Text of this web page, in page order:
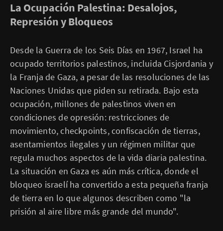
La Ocupación Palestina: Desalojos,
Represión y Bloqueos
Desde la Guerra de los Seis Días en 1967, Israel ha
ocupado territorios palestinos, incluida Cisjordania y
la Franja de Gaza, a pesar de las resoluciones de las
Naciones Unidas que piden su retirada. Bajo esta
ocupación, millones de palestinos viven en
condiciones de opresión: restricciones de
movimiento, checkpoints, confiscación de tierras,
asentamientos ilegales y un régimen militar que
regula muchos aspectos de la vida diaria palestina.
La situación en Gaza es aún más crítica, donde el
bloqueo israelí ha convertido a esta pequeña franja
de tierra en lo que algunos describen como "la
prisión al aire libre más grande del mundo".